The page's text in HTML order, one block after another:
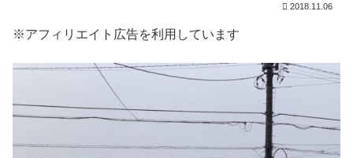
2018.11.06
※アフィリエイト広告を利用しています